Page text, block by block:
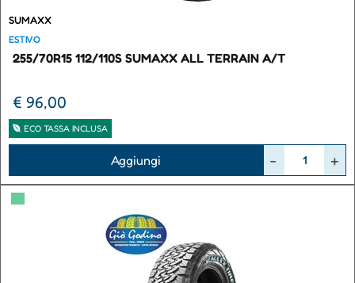
SUMAXX
ESTIVO
255/70R15 112/110S SUMAXX ALL TERRAIN A/T
€ 96,00
ECO TASSA INCLUSA
Aggiungi
▀